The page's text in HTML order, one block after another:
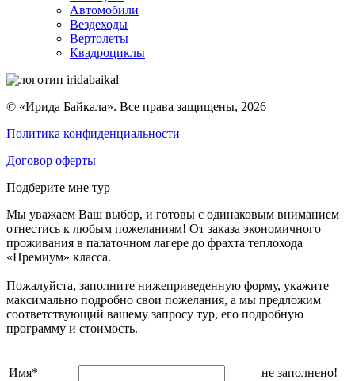
Автомобили
Вездеходы
Вертолеты
Квадроциклы
© «Ирида Байкала». Все права защищены, 2026
Политика конфиденциальности
Договор оферты
Подберите мне тур
Мы уважаем Ваш выбор, и готовы с одинаковым вниманием
отнестись к любым пожеланиям! От заказа экономичного
проживания в палаточном лагере до фрахта теплохода
«Премиум» класса.
Пожалуйста, заполните нижеприведенную форму, укажите
максимально подробно свои пожелания, а мы предложим
соответствующий вашему запросу тур, его подробную
программу и стоимость.
Имя*
не заполнено!